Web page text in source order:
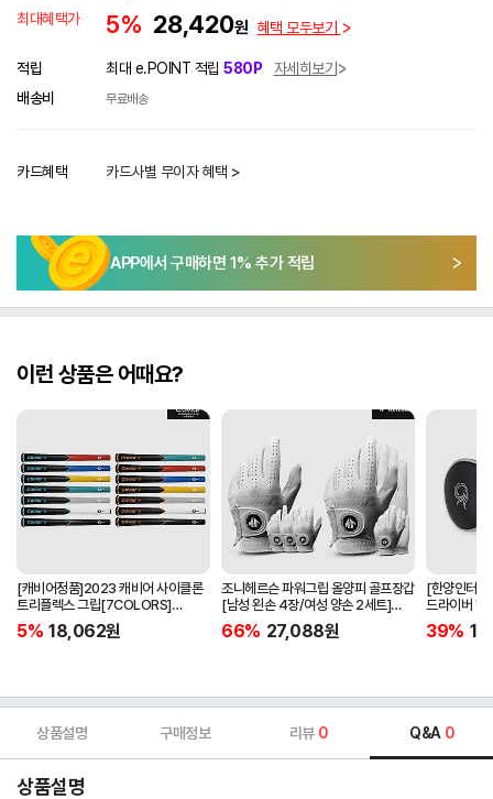
최대혜택가
5% 28,420원 혜택 모두보기
적립 최대 e.POINT 적립 580P
자세히보기
배송비
무료배송
카드혜택 카드사별 무이자 혜택 >
APP에서 구매하면 1% 추가 적립
이런 상품은 어때요?
[캐비어정품]2023 캐비어 사이클론
트리플렉스 그립[7COLORS]
[라운드][39g/42g/46g/50g]
[R/S 토크]
5% 18,062원
조니헤르슨 파워그립 올양피 골프장갑
[남성 왼손 4장/여성 양손 2세트]
[화이트][케이스포함]
66% 27,088원
[한양인터
드라이버 헤
[HD-302]
39%
상품설명 구매정보 리뷰 0 Q&A 0
상품설명